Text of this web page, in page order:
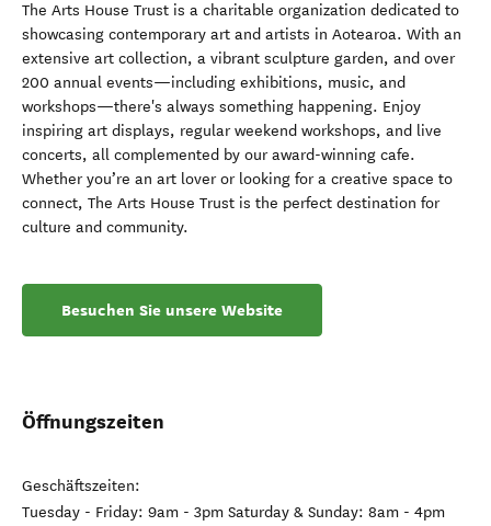
The Arts House Trust is a charitable organization dedicated to
showcasing contemporary art and artists in Aotearoa. With an
extensive art collection, a vibrant sculpture garden, and over
200 annual events—including exhibitions, music, and
workshops—there's always something happening. Enjoy
inspiring art displays, regular weekend workshops, and live
concerts, all complemented by our award-winning cafe.
Whether you’re an art lover or looking for a creative space to
connect, The Arts House Trust is the perfect destination for
culture and community.
Besuchen Sie unsere Website
Öffnungszeiten
Geschäftszeiten:
Tuesday - Friday: 9am - 3pm Saturday & Sunday: 8am - 4pm